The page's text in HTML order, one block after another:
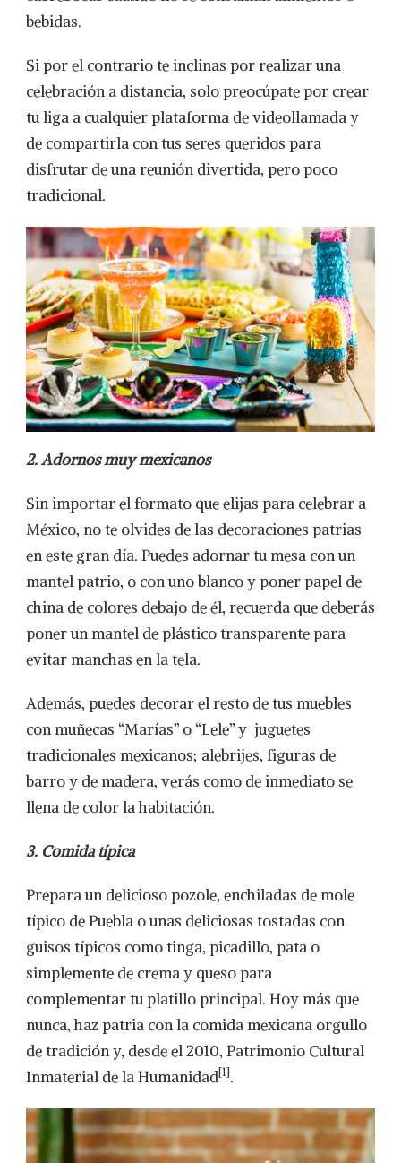
bebidas.
Si por el contrario te inclinas por realizar una
celebración a distancia, solo preocúpate por crear
tu liga a cualquier plataforma de videollamada y
de compartirla con tus seres queridos para
disfrutar de una reunión divertida, pero poco
tradicional.
2. Adornos muy mexicanos
Sin importar el formato que elijas para celebrar a
México, no te olvides de las decoraciones patrias
en este gran día. Puedes adornar tu mesa con un
mantel patrio, o con uno blanco y poner papel de
china de colores debajo de él, recuerda que deberás
poner un mantel de plástico transparente para
evitar manchas en la tela.
Además, puedes decorar el resto de tus muebles
con muñecas “Marías” o “Lele” y juguetes
tradicionales mexicanos; alebrijes, figuras de
barro y de madera, verás como de inmediato se
llena de color la habitación.
3. Comida típica
Prepara un delicioso pozole, enchiladas de mole
típico de Puebla o unas deliciosas tostadas con
guisos típicos como tinga, picadillo, pata o
simplemente de crema y queso para
complementar tu platillo principal. Hoy más que
nunca, haz patria con la comida mexicana orgullo
de tradición y, desde el 2010, Patrimonio Cultural
Inmaterial de la Humanidad[1].